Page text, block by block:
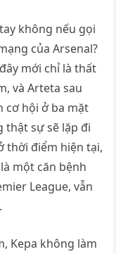
không nếu gọi
của Arsenal?
mới chỉ là thất
và Arteta sau
cơ hội ở ba mặt
thật sự sẽ lặp đi
thời điểm hiện tại,
một căn bệnh
League, vẫn
Kepa không làm